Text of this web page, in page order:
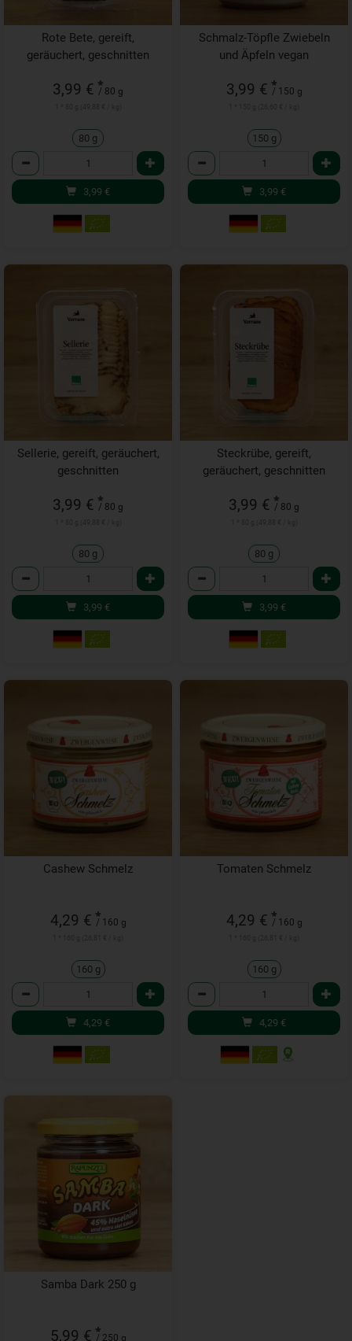
Rote Bete, gereift,
geräuchert, geschnitten
3,99 € *
/ 80 g
80 g
Anzahl
3,99 €
Schmalz-Töpfle Zwiebeln
und Äpfeln vegan
3,99 € *
/ 150 g
150 g
Anzahl
3,99 €
Sellerie, gereift, geräuchert,
geschnitten
3,99 € *
/ 80 g
80 g
Anzahl
3,99 €
Steckrübe, gereift,
geräuchert, geschnitten
3,99 € *
/ 80 g
80 g
Anzahl
3,99 €
Cashew Schmelz
4,29 € *
/ 160 g
160 g
Anzahl
4,29 €
Tomaten Schmelz
4,29 € *
/ 160 g
160 g
Anzahl
4,29 €
Samba Dark 250 g
5,99 € *
/ 250 g